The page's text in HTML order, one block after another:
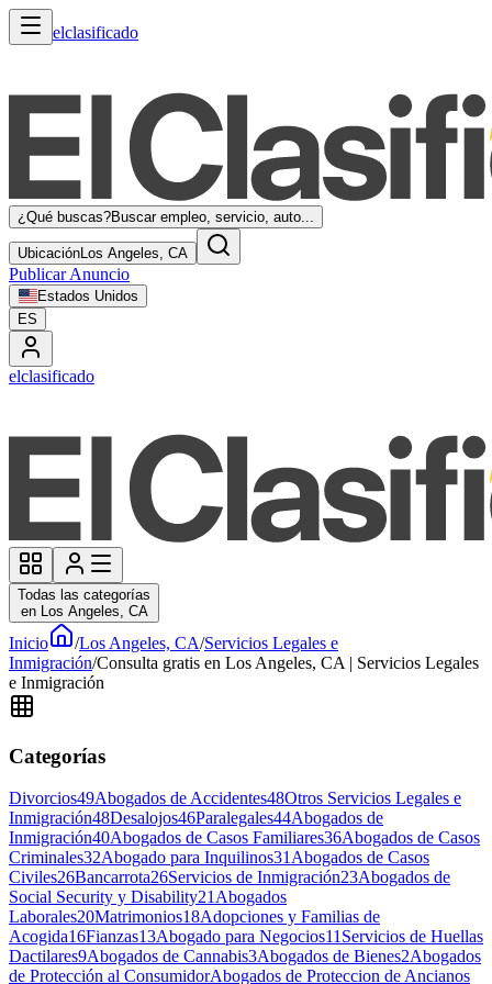
elclasificado
¿Qué buscas?Buscar empleo, servicio, auto...
UbicaciónLos Angeles, CA
Publicar Anuncio
Estados Unidos
ES
elclasificado
Todas las categorías
en Los Angeles, CA
Inicio /Los Angeles, CA/Servicios Legales e
Inmigración/Consulta gratis en Los Angeles, CA | Servicios Legales
e Inmigración
Categorías
Divorcios49Abogados de Accidentes48Otros Servicios Legales e
Inmigración48Desalojos46Paralegales44Abogados de
Inmigración40Abogados de Casos Familiares36Abogados de Casos
Criminales32Abogado para Inquilinos31Abogados de Casos
Civiles26Bancarrota26Servicios de Inmigración23Abogados de
Social Security y Disability21Abogados
Laborales20Matrimonios18Adopciones y Familias de
Acogida16Fianzas13Abogado para Negocios11Servicios de Huellas
Dactilares9Abogados de Cannabis3Abogados de Bienes2Abogados
de Protección al ConsumidorAbogados de Proteccion de Ancianos